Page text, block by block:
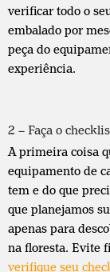
verificar todo o
embalado por
peça do
experiência.
2 – Faça o
A primeira coisa
equipamento de
tem e do que
que planejamos
apenas para
na floresta. Evite
verifique seu